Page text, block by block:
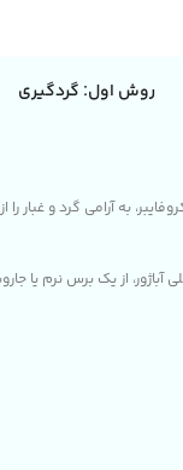
روش اول: گردگیری
به آرامی گرد و غبار
آباژور، از یک برس نرم یا